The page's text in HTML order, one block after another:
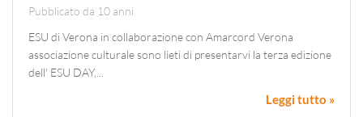
Pubblicato da 10 anni
ESU di Verona in collaborazione con Amarcord Verona
associazione culturale sono lieti di presentarvi la terza edizione
dell' ESU DAY,...
Leggi tutto »